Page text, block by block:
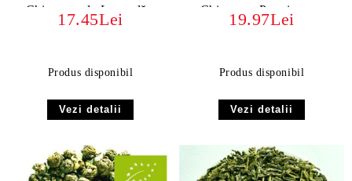
Chinezesc de Legendă -
Gust Proaspăt și Fructat
17.45Lei
Produs disponibil
Vezi detalii
Chinezesc Premium cu
Istorie și Aromă
19.97Lei
Produs disponibil
Vezi detalii